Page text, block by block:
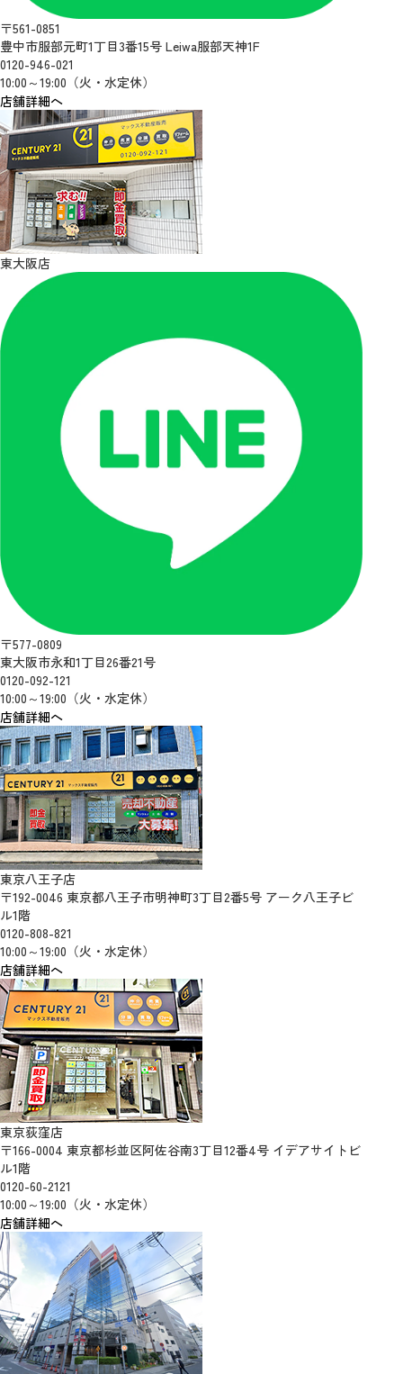
〒561-0851
豊中市服部元町1丁目3番15号 Leiwa服部天神1F
0120-946-021
10:00～19:00（火・水定休）
店舗詳細へ
東大阪店
〒577-0809
東大阪市永和1丁目26番21号
0120-092-121
10:00～19:00（火・水定休）
店舗詳細へ
東京八王子店
〒192-0046 東京都八王子市明神町3丁目2番5号 アーク八王子ビ
ル1階
0120-808-821
10:00～19:00（火・水定休）
店舗詳細へ
東京荻窪店
〒166-0004 東京都杉並区阿佐谷南3丁目12番4号 イデアサイトビ
ル1階
0120-60-2121
10:00～19:00（火・水定休）
店舗詳細へ